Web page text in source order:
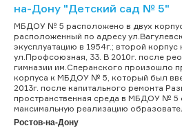
на-Дону "Детский сад № 5"
МБДОУ № 5 расположено в двух
расположенный по адресу
экусплуатацию в 1954г.; второй корпус
ул.Профсоюзная, 33. В 2010г. после
гимназии им.Сперанского произошло
корпуса к МБДОУ № 5, который был
2013г. после капитального ремонта
пространственная среда в МБДОУ № 5
максимальную реализацию
Ростов-на-Дону